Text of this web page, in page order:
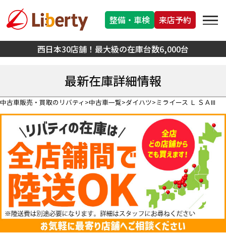
西日本30店舗！最大級の在庫台数6,000台
整備・車検 来店予約
最新在庫詳細情報
中古車販売・買取のリバティ 中古車一覧 ダイハツ ミライース Ｌ ＳＡIII